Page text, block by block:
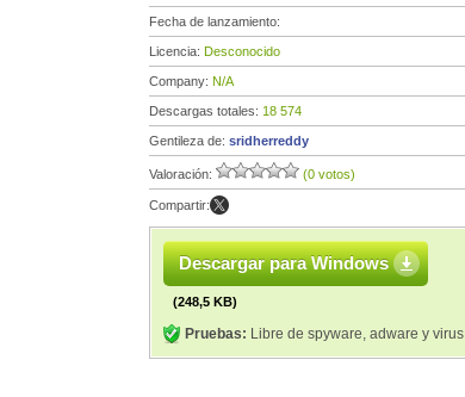
Fecha de lanzamiento:
Licencia: Desconocido
Company: N/A
Descargas totales: 18 574
Gentileza de: sridherreddy
Valoración: (0 votos)
Compartir:
Descargar para Windows
(248,5 KB)
Pruebas: Libre de spyware, adware y virus